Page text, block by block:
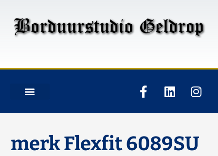
merk Flexfit 6089SU